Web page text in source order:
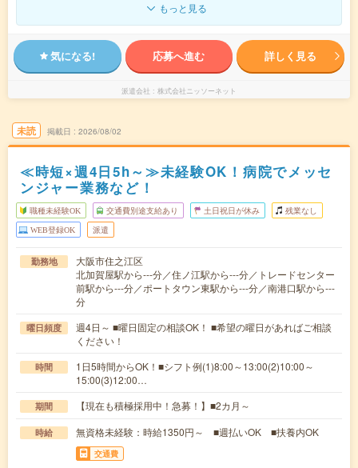
もっと見る
気になる! 応募へ進む 詳しく見る
派遣会社 株式会社ニッソーネット
未読 掲載日 2026/08/02
≪時短×週4日5h～≫未経験OK！病院でメッセ
ンジャー業務など！
職種未経験OK 交通費別途支給あり 土日祝日が休み 残業なし
WEB登録OK 派遣
勤務地
大阪市住之江区
北加賀屋駅から---分／住ノ江駅から---分／トレードセンター
前駅から---分／ポートタウン東駅から---分／南港口駅から---
分
曜日頻度
週4日～ ■曜日固定の相談OK！ ■希望の曜日があればご相談
ください！
時間
1日5時間からOK！■シフト例(1)8:00～13:00(2)10:00～
15:00(3)12:00…
期間 【現在も積極採用中！急募！】■2カ月～
時給 無資格未経験：時給1350円～ ■週払いOK ■扶養内OK
交通費